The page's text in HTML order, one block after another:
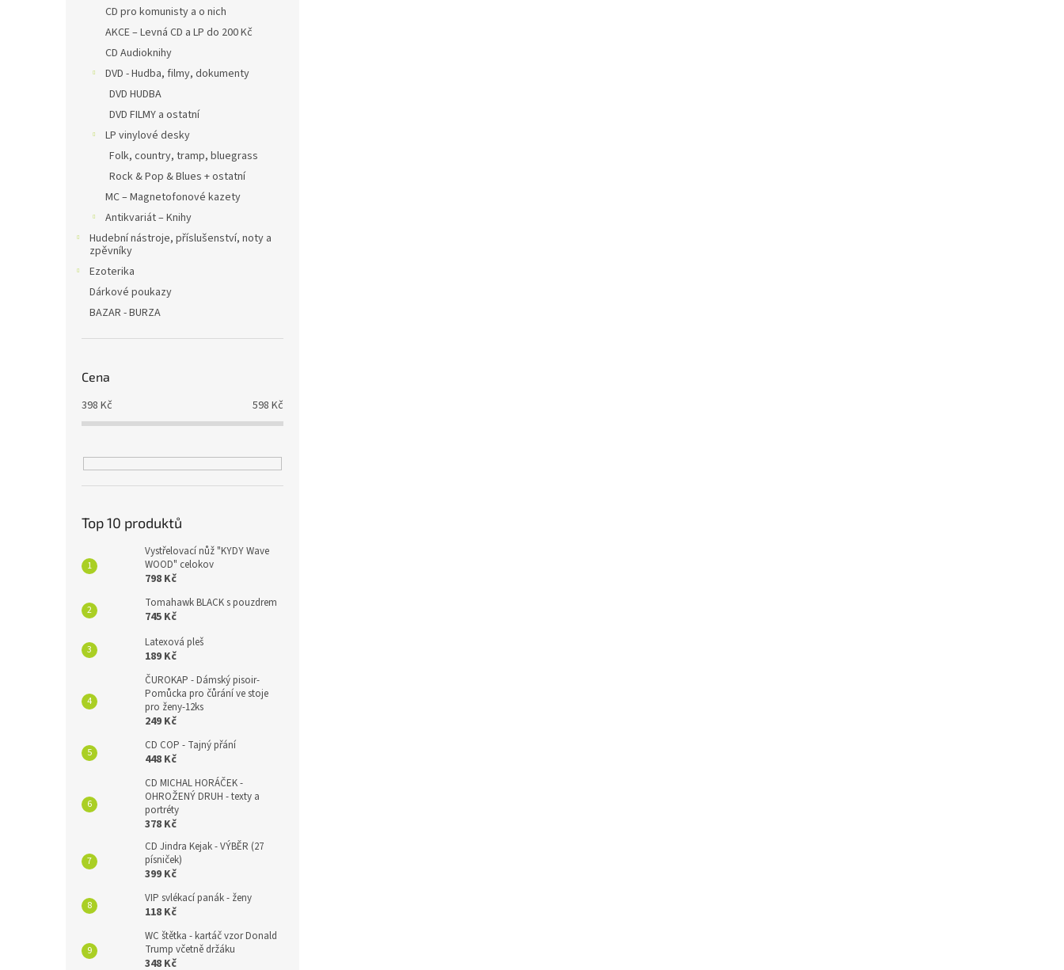
CD pro komunisty a o nich
AKCE – Levná CD a LP do 200 Kč
CD Audioknihy
DVD - Hudba, filmy, dokumenty
DVD HUDBA
DVD FILMY a ostatní
LP vinylové desky
Folk, country, tramp, bluegrass
Rock & Pop & Blues + ostatní
MC – Magnetofonové kazety
Antikvariát – Knihy
Hudební nástroje, příslušenství, noty a
zpěvníky
Ezoterika
Dárkové poukazy
BAZAR - BURZA
Cena
398 Kč 598 Kč
Top 10 produktů
Vystřelovací nůž "KYDY Wave
WOOD" celokov
798 Kč
Tomahawk BLACK s pouzdrem
745 Kč
Latexová pleš
189 Kč
ČUROKAP - Dámský pisoir-
Pomůcka pro čůrání ve stoje
pro ženy-12ks
249 Kč
CD COP - Tajný přání
448 Kč
CD MICHAL HORÁČEK -
OHROŽENÝ DRUH - texty a
portréty
378 Kč
CD Jindra Kejak - VÝBĚR (27
písniček)
399 Kč
VIP svlékací panák - ženy
118 Kč
WC štětka - kartáč vzor Donald
Trump včetně držáku
348 Kč